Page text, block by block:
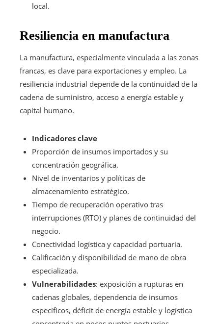
local.
Resiliencia en manufactura
La manufactura, especialmente vinculada a las zonas
francas, es clave para exportaciones y empleo. La
resiliencia industrial depende de la continuidad de la
cadena de suministro, acceso a energía estable y
capital humano.
Indicadores clave
Proporción de insumos importados y su
concentración geográfica.
Nivel de inventarios y políticas de
almacenamiento estratégico.
Tiempo de recuperación operativo tras
interrupciones (RTO) y planes de continuidad del
negocio.
Conectividad logística y capacidad portuaria.
Calificación y disponibilidad de mano de obra
especializada.
Vulnerabilidades: exposición a rupturas en
cadenas globales, dependencia de insumos
específicos, déficit de energía estable y logística